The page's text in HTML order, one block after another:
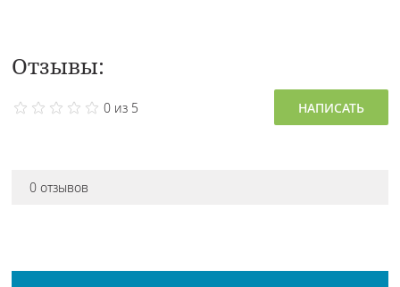
Отзывы:
0 из 5 НАПИСАТЬ
0 отзывов